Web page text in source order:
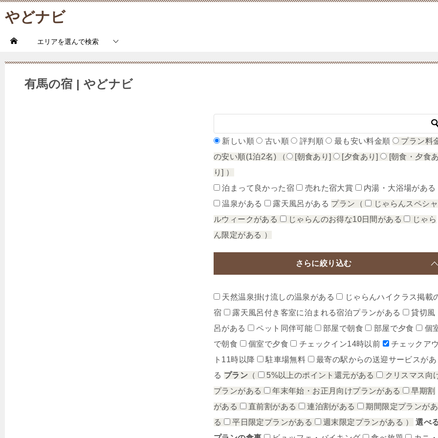
やどナビ
エリアを選んで検索
有馬の宿 | やどナビ
新しい順 古い順 評判順 最も安い料金順
プラン料
の安い順(1泊2名)
（ [朝食あり] [夕食あり]
[朝食・夕食あ
り] ）
泊まって良かった宿
売れた宿大賞
内湯・大浴場がある
温泉がある
露天風呂がある プラン（
じゃらんスペシャ
ルウィークがある
じゃらんのお得な10日間がある
じゃら
ん限定がある ）
さらに絞り込む
天然温泉掛け流しの温泉がある
じゃらんハイクラス掲載
宿
露天風呂付き客室に泊まれる宿泊プランがある
貸切風
呂がある
ペット同伴可能 部屋で朝食 部屋で夕食
個
で朝食
個室で夕食 チェックイン14時以前
チェックアウ
ト11時以降
駐車場無料
最寄の駅からの送迎サービスがあ
る プラン （ 5%以上のポイント還元がある
クリスマス向
プランがある
年末年始・お正月向けプランがある
早期割
がある
直前割がある 連泊割がある
期間限定プランがあ
る
平日限定プランがある 週末限定プランがある ）
選べ